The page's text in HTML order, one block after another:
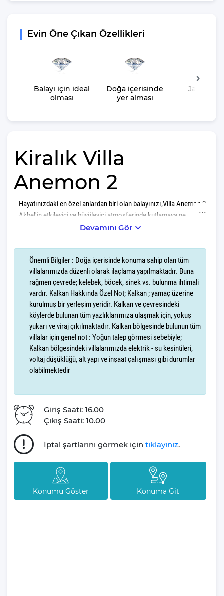
Evin Öne Çıkan Özellikleri
Balayı için ideal
olması
Doğa içerisinde
yer alması
Kiralık Villa
Anemon 2
Hayatınızdaki en özel anlardan biri olan balayınızı,Villa Anemon 2
Akbel'in etkileyici ve büyüleyici atmosferinde kutlamaya ne
dersiniz? Bu villa, balayı çiftlerine adeta bir rüya gibi bir deneyim
mekan, aşkınızı yeşillikler içinde ifade etmeniz için mükemmel bir
Villa Anemon 2, sizi ve sevdiklerinizi yeşilin her tonunu ve
doğanın verdiği huzuru yakından hissettirecek bir konumda yer
alıyor. Sabahları kuş sesleriyle uyanacak, gün boyu temiz ve taze
havayı ciğerlerinize dolduracaksınız. Unutulmaz gün batımı
manzaraları ile akşamlarınızı renklendirecek olan villamız,
doğanın tüm güzelliklerini sizlere sunuyor.
Villa Anemon 2 içindeki jakuzi, günün stresinden arınmanızı ve
sürdürebilirsiniz.
Villa Anemon 2 Jakuzisiyle, konforlu ve lüks tasarlanmış 2 yatak
odasıyla villa, 4 kişiye kadar konaklama imkanı sunmaktadır. Her
bir detayın, misafirlerimizin memnuniyeti ve konforu düşünülerek
oluşturulduğu Villa Anemon 2 tatiliniz boyunca ihtiyaç
duyabileceğiniz tüm olanakları sizlere sunuyor.
Devamını Gör
Önemli Bilgiler : Doğa içerisinde konuma sahip olan tüm
villalarımızda düzenli olarak ilaçlama yapılmaktadır. Buna
rağmen çevrede; kelebek, böcek, sinek vs. bulunma ihtimali
vardır. Kalkan Hakkında Özel Not; Kalkan ; yamaç üzerine
kurulmuş bir yerleşim yeridir. Kalkan ve çevresindeki
köylerde bulunan tüm yazlıklarımıza ulaşmak için, yokuş
yukarı ve viraj çıkılmaktadır. Kalkan bölgesinde bulunun tüm
villalar için genel not : Yoğun talep görmesi sebebiyle;
Kalkan bölgesindeki villalarımızda elektrik - su kesintileri,
voltaj düşüklüğü, alt yapı ve inşaat çalışması gibi durumlar
olabilmektedir
Giriş Saati: 16.00
Çıkış Saati: 10.00
İptal şartlarını görmek için tıklayınız.
Konumu Göster Konuma Git